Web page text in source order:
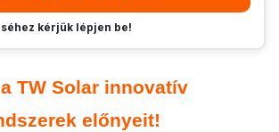
kérjük lépjen be!
TW Solar innovatív
előnyeit!